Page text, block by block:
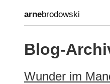
arnebrodowski
Blog-
Wunder im